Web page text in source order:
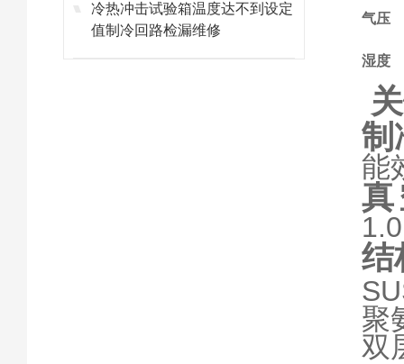
冷热冲击试验箱温度达不到设定
值制冷回路检漏维修
气压
湿度
制
能
结
聚
双